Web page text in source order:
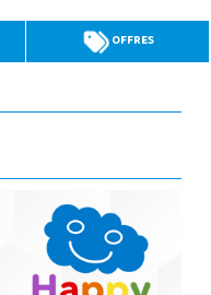
OFFRES